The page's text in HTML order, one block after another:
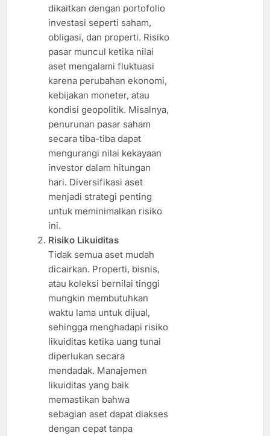
dikaitkan dengan portofolio
investasi seperti saham,
obligasi, dan properti. Risiko
pasar muncul ketika nilai
aset mengalami fluktuasi
karena perubahan ekonomi,
kebijakan moneter, atau
kondisi geopolitik. Misalnya,
penurunan pasar saham
secara tiba-tiba dapat
mengurangi nilai kekayaan
investor dalam hitungan
hari. Diversifikasi aset
menjadi strategi penting
untuk meminimalkan risiko
ini.
Risiko Likuiditas
Tidak semua aset mudah
dicairkan. Properti, bisnis,
atau koleksi bernilai tinggi
mungkin membutuhkan
waktu lama untuk dijual,
sehingga menghadapi risiko
likuiditas ketika uang tunai
diperlukan secara
mendadak. Manajemen
likuiditas yang baik
memastikan bahwa
sebagian aset dapat diakses
dengan cepat tanpa